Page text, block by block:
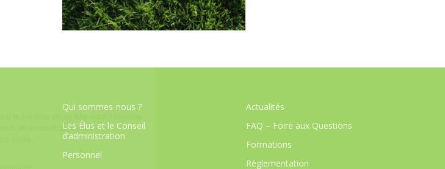
Qui sommes-nous ?
Les Élus et le Conseil
d’administration
Personnel
Actualités
FAQ – Foire aux Questions
Formations
Règlementation